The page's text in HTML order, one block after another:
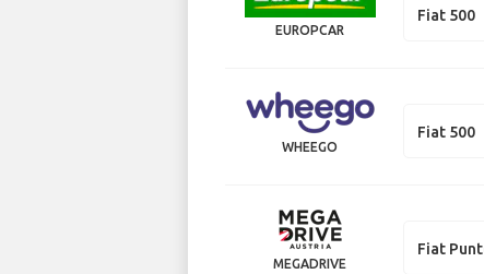
EUROPCAR
Fiat 500
WHEEGO
Fiat 500
MEGADRIVE
Fiat